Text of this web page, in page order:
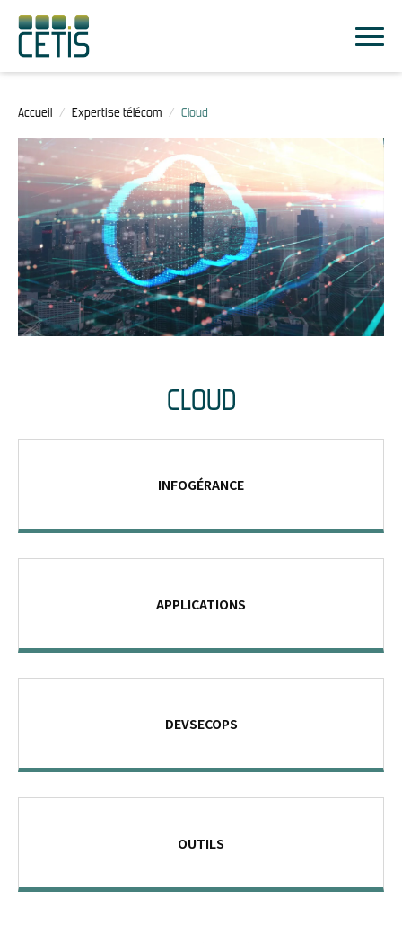
Accueil / Expertise télécom / Cloud
CLOUD
INFOGÉRANCE
APPLICATIONS
DEVSECOPS
OUTILS